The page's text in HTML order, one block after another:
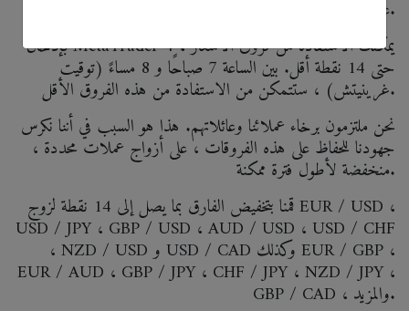
على أرباح أعلى.
بإدخال MetaTrader 4 ، يمكنك الاستفادة من فروق الأسعار
حتى 14 نقطة أقل. بين الساعة 7 صباحًا و 8 مساءً (توقيت
غرينيتش) ، ستتمكن من الاستفادة من هذه الفروق الأقل.
نحن ملتزمون برخاء عملائنا وعائلاتهم. هذا هو السبب في أننا نكرس
جهودنا للحفاظ على هذه الفروقات ، على أزواج عملات محددة ،
منخفضة لأطول فترة ممكنة.
قمنا بتخفيض الفارق بما يصل إلى 14 نقطة لزوج EUR / USD ،
USD / JPY ، GBP / USD ، AUD / USD ، USD / CHF
، NZD / USD و USD / CAD وكذلك EUR / GBP ،
EUR / AUD ، GBP / JPY ، CHF / JPY ، NZD / JPY ،
GBP / CAD ، والمزيد.